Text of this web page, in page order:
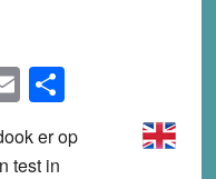
EmailShare
er op
test in